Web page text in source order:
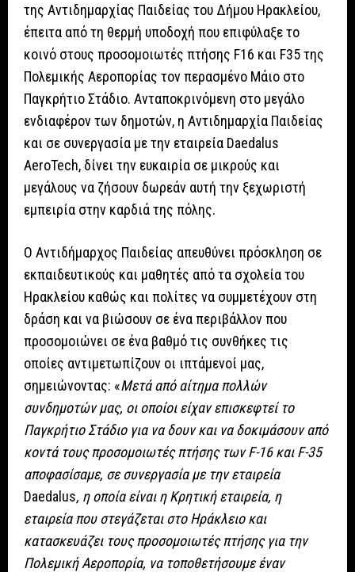
της Αντιδημαρχίας Παιδείας του Δήμου Ηρακλείου,
έπειτα από τη θερμή υποδοχή που επιφύλαξε το
κοινό στους προσομοιωτές πτήσης F16 και F35 της
Πολεμικής Αεροπορίας τον περασμένο Μάιο στο
Παγκρήτιο Στάδιο. Ανταποκρινόμενη στο μεγάλο
ενδιαφέρον των δημοτών, η Αντιδημαρχία Παιδείας
και σε συνεργασία με την εταιρεία Daedalus
AeroTech, δίνει την ευκαιρία σε μικρούς και
μεγάλους να ζήσουν δωρεάν αυτή την ξεχωριστή
εμπειρία στην καρδιά της πόλης.
Ο Αντιδήμαρχος Παιδείας απευθύνει πρόσκληση σε
εκπαιδευτικούς και μαθητές από τα σχολεία του
Ηρακλείου καθώς και πολίτες να συμμετέχουν στη
δράση και να βιώσουν σε ένα περιβάλλον που
προσομοιώνει σε ένα βαθμό τις συνθήκες τις
οποίες αντιμετωπίζουν οι ιπτάμενοί μας,
σημειώνοντας: «Μετά από αίτημα πολλών
συνδημοτών μας, οι οποίοι είχαν επισκεφτεί το
Παγκρήτιο Στάδιο για να δουν και να δοκιμάσουν από
κοντά τους προσομοιωτές πτήσης των F-16 και F-35
αποφασίσαμε, σε συνεργασία με την εταιρεία
Daedalus, η οποία είναι η Κρητική εταιρεία, η
εταιρεία που στεγάζεται στο Ηράκλειο και
κατασκευάζει τους προσομοιωτές πτήσης για την
Πολεμική Αεροπορία, να τοποθετήσουμε έναν